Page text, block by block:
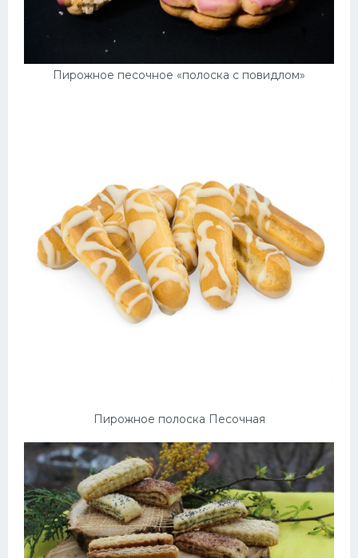
Пирожное песочное «полоска с повидлом»
Пирожное полоска Песочная